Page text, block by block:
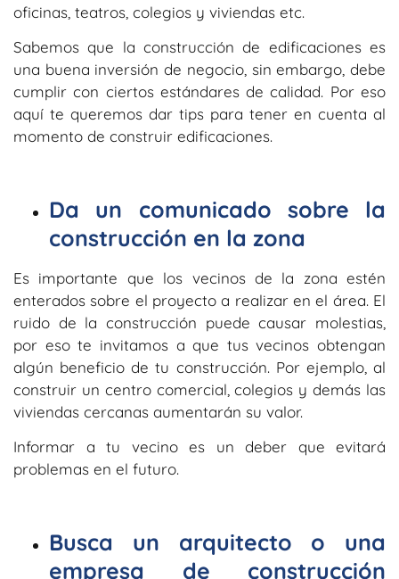
oficinas, teatros, colegios y viviendas etc.
Sabemos que la construcción de edificaciones es
una buena inversión de negocio, sin embargo, debe
cumplir con ciertos estándares de calidad. Por eso
aquí te queremos dar tips para tener en cuenta al
momento de construir edificaciones.
Da un comunicado sobre la
construcción en la zona
Es importante que los vecinos de la zona estén
enterados sobre el proyecto a realizar en el área. El
ruido de la construcción puede causar molestias,
por eso te invitamos a que tus vecinos obtengan
algún beneficio de tu construcción. Por ejemplo, al
construir un centro comercial, colegios y demás las
viviendas cercanas aumentarán su valor.
Informar a tu vecino es un deber que evitará
problemas en el futuro.
Busca un arquitecto o una
empresa de construcción